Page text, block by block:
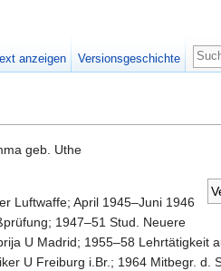
geb. Uthe
Luftwaffe; April 1945–Juni 1946
1947–51 Stud. Neuere
U Madrid; 1955–58 Lehrtätigkeit
U Freiburg i.Br.; 1964 Mitbegr. d.
anzeigen Versionsgeschichte